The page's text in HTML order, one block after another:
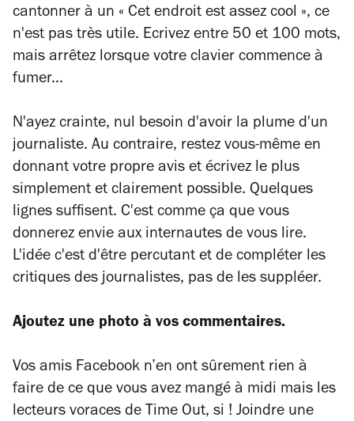
cantonner à un « Cet endroit est assez cool », ce
n'est pas très utile. Ecrivez entre 50 et 100 mots,
mais arrêtez lorsque votre clavier commence à
fumer...
N'ayez crainte, nul besoin d'avoir la plume d'un
journaliste. Au contraire, restez vous-même en
donnant votre propre avis et écrivez le plus
simplement et clairement possible. Quelques
lignes suffisent. C'est comme ça que vous
donnerez envie aux internautes de vous lire.
L'idée c'est d'être percutant et de compléter les
critiques des journalistes, pas de les suppléer.
Ajoutez une photo à vos commentaires.
Vos amis Facebook n’en ont sûrement rien à
faire de ce que vous avez mangé à midi mais les
lecteurs voraces de Time Out, si ! Joindre une